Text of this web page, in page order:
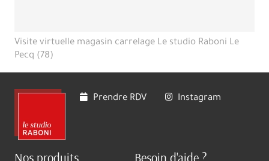
Visite virtuelle magasin carrelage Le studio Raboni Le
Pecq (78)
Prendre RDV Instagram
Nos produits Besoin d'aide ?